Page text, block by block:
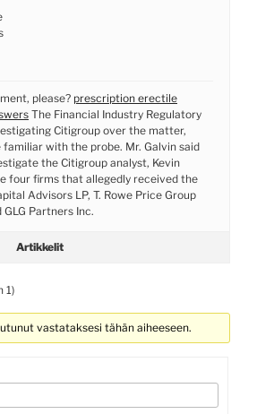
please? prescription erectile
The Financial Industry Regulatory
Citigroup over the matter,
with the probe. Mr. Galvin said
the Citigroup analyst, Kevin
four firms that allegedly received the
Advisors LP, T. Rowe Price Group
GLG Partners Inc.
Artikkelit
1)
vastataksesi tähän aiheeseen.